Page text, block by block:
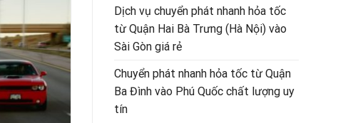
Dịch vụ chuyển phát nhanh hỏa tốc
từ Quận Hai Bà Trưng (Hà Nội) vào
Sài Gòn giá rẻ
Chuyển phát nhanh hỏa tốc từ Quận
Ba Đình vào Phú Quốc chất lượng uy
tín